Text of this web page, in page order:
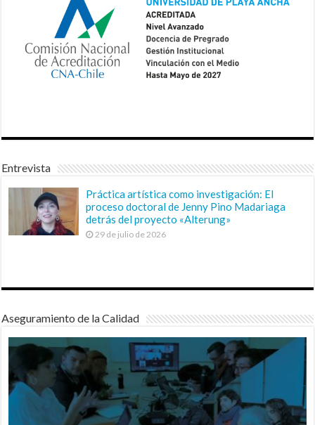
Entrevista
Práctica artística como investigación: El
proceso doctoral de Jenny Pino Madariaga
detrás del proyecto «Alterung»
29 de julio de 2026
Aseguramiento de la Calidad